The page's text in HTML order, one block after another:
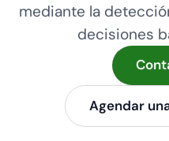
mediante la
decisiones
Agendar